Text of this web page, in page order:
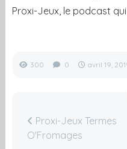
Proxi-Jeux, le podcast
300 0 avril 19,
Proxi-Jeux Termes
O'Fromages